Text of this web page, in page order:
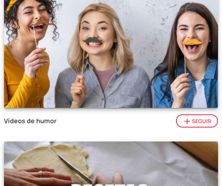
Vídeos de humor SEGUIR